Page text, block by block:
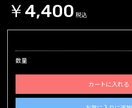
￥4,400 税込
数量
カートに入れる